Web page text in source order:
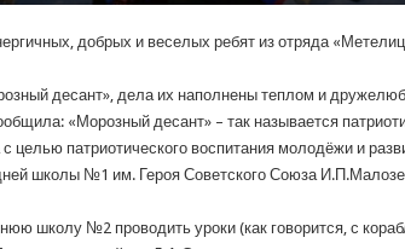
добрых и веселых ребят из отряда
десант», дела их наполнены теплом и
«Морозный десант» – так называется
целью патриотического воспитания молодёжи и
школы №1 им. Героя Советского Союза
школу №2 проводить уроки (как говорится, с